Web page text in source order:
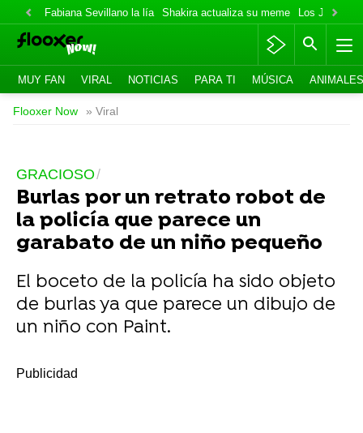
Fabiana Sevillano la lía Shakira actualiza su meme Los Jonas
MUY FAN VIRAL NOTICIAS PARA TI MÚSICA ANIMALES
Flooxer Now » Viral
GRACIOSO
Burlas por un retrato robot de
la policía que parece un
garabato de un niño pequeño
El boceto de la policía ha sido objeto
de burlas ya que parece un dibujo de
un niño con Paint.